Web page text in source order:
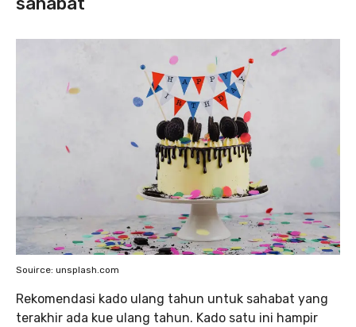
Souirce: unsplash.com
Rekomendasi kado ulang tahun untuk sahabat yang
terakhir ada kue ulang tahun. Kado satu ini hampir